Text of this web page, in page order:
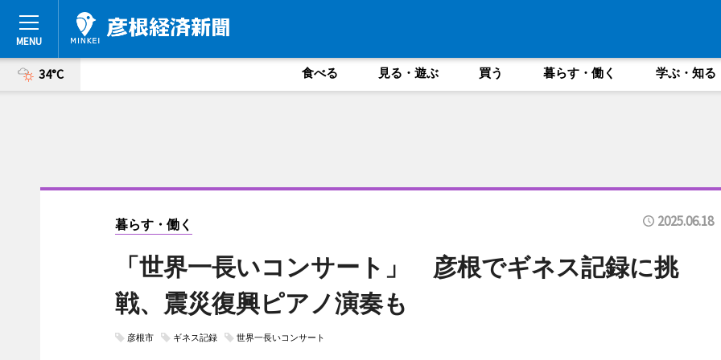
34°C 食べる 見る・遊ぶ 買う 暮らす・働く 学ぶ・知る
暮らす・働く 2025.06.18
「世界一長いコンサート」 彦根でギネス記録に挑
戦、震災復興ピアノ演奏も
彦根市 ギネス記録 世界一長いコンサート